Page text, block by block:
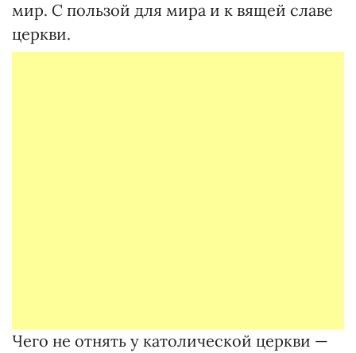
мир. С пользой для мира и к вящей славе
церкви.
Чего не отнять у католической церкви —